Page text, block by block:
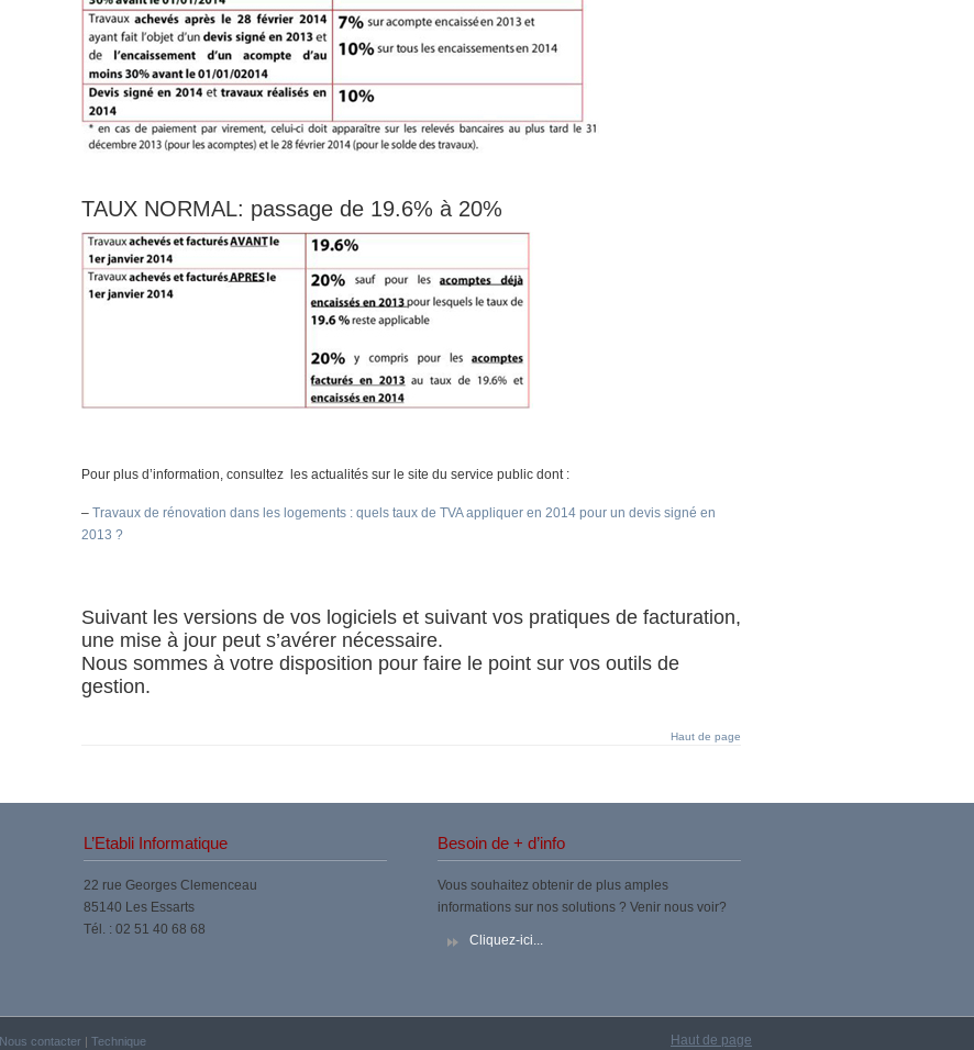
TAUX NORMAL: passage de 19.6% à 20%
Pour plus d’information, consultez les actualités sur le site du service public dont :
– Travaux de rénovation dans les logements : quels taux de TVA appliquer en 2014 pour un devis signé en
2013 ?
Suivant les versions de vos logiciels et suivant vos pratiques de facturation,
une mise à jour peut s’avérer nécessaire.
Nous sommes à votre disposition pour faire le point sur vos outils de
gestion.
Haut de page
L’Etabli Informatique
22 rue Georges Clemenceau
85140 Les Essarts
Tél. : 02 51 40 68 68
Besoin de + d’info
Vous souhaitez obtenir de plus amples
informations sur nos solutions ? Venir nous voir?
Cliquez-ici...
Nous contacter Technique Haut de page